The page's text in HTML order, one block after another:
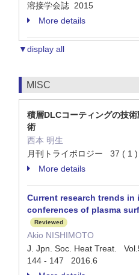
溶接学会誌 2015
More details
▼display all
MISC
積層DLCコーティングの技
術
西本 明生
月刊トライボロジー 37 (
More details
Current research trends in
conferences of plasma
Reviewed
Akio NISHIMOTO
J. Jpn. Soc. Heat Treat.
144 - 147 2016.6